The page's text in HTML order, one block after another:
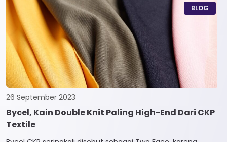
Langsung. 1. Penomoran Tidak Langsung Penomoran Tidak
Langsung biasa diaplikasikan pada jenis Natural Fiber, seperti
Rayon dan Cotton. Satuan yang paling […]
BLOG
26 September 2023
Bycel, Kain Double Knit Paling High-End Dari CKP
Textile